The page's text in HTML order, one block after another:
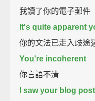
我讀了你的電子郵件
It's quite apparent
你的文法已走入歧途
You're incoherent
你言語不清
I saw your blog post